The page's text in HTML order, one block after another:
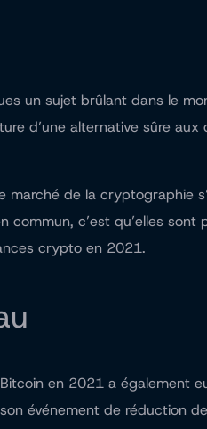
un sujet brûlant dans le
d’une alternative sûre
marché de la cryptographie
c’est qu’elles
crypto en 2021.
en 2021 a également
événement de réduction